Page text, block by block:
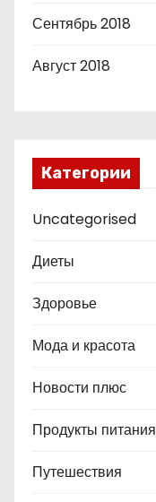
Сентябрь 2018
Август 2018
Категории
Uncategorised
Диеты
Здоровье
Мода и красота
Новости плюс
Продукты питания
Путешествия